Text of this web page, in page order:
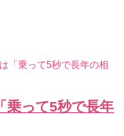
「乗って5秒で長年の相
乗って5秒で長年